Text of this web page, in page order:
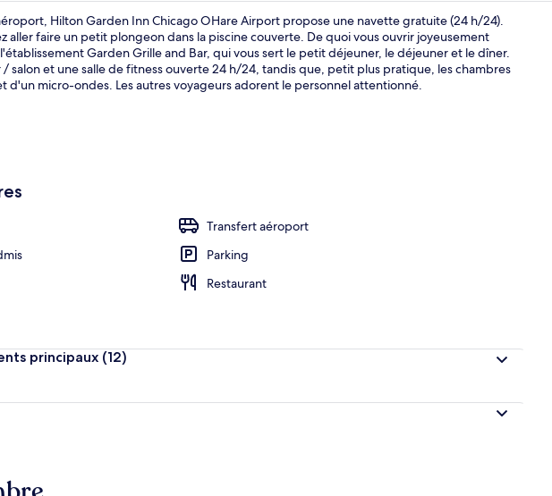
Piscine
Hilton Garden Inn Chicago OHare Airport propose une navette gratuite (24 h/24).
aller faire un petit plongeon dans la piscine couverte. De quoi vous ouvrir joyeusement
Garden Grille and Bar, qui vous sert le petit déjeuner, le déjeuner et le dîner.
salon et une salle de fitness ouverte 24 h/24, tandis que, petit plus pratique, les chambres
micro-ondes. Les autres voyageurs adorent le personnel attentionné.
Transfert aéroport
Parking
Restaurant
principaux (12)